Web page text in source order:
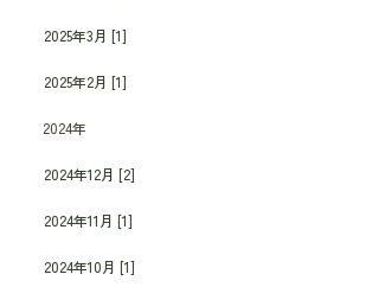
2025年3月 [1]
2025年2月 [1]
2024年
2024年12月 [2]
2024年11月 [1]
2024年10月 [1]